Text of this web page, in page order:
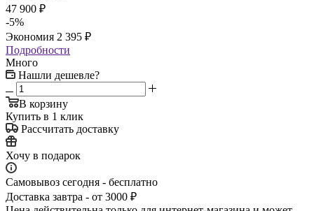
47 900 ₽
-5%
Экономия 2 395 ₽
Подробности
Много
Нашли дешевле?
В корзину
Купить в 1 клик
Рассчитать доставку
Хочу в подарок
Самовывоз сегодня - бесплатно
Доставка завтра - от 3000 ₽